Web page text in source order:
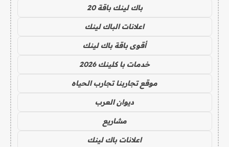
باك لينك باقة 20
اعلانات الباك لينك
أقوى باقة باك لينك
خدمات با كلينك 2026
موقع تجاربنا تجارب الحياه
ديوان العرب
مشاريع
اعلانات باك لينك